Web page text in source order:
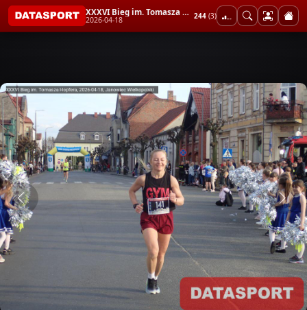
XXXVI Bieg im. Tomasza Hopfera
2026-04-18 244 (3)